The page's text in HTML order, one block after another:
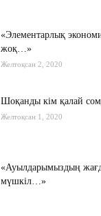
«Элементарлық
жоқ…»
Желтоқсан 2, 2020
Шоқанды кім қалай
Желтоқсан 1, 2020
«Ауылдарымыздың
мүшкіл…»